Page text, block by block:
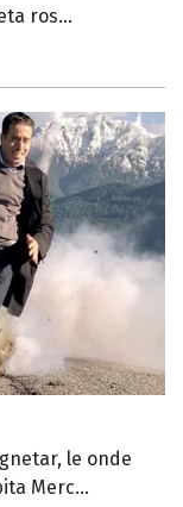
ros...
le onde
Merc...